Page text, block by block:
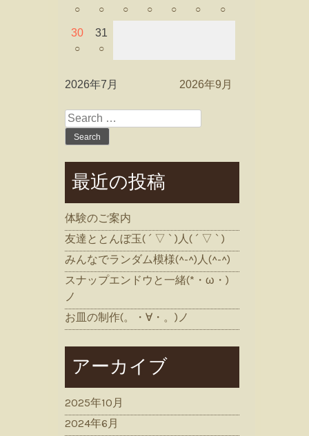
○ ○ ○ ○ ○ ○ ○
30
○
31
○
2026年7月 2026年9月
Search
for:
最近の投稿
体験のご案内
友達ととんぼ玉( ´ ▽ ` )人( ´ ▽ ` )
みんなでランダム模様(^-^)人(^-^)
スナップエンドウと一緒(*・ω・)
ノ
お皿の制作(。・∀・。)ノ
アーカイブ
2025年10月
2024年6月